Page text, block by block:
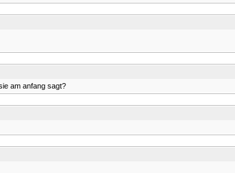
am anfang sagt?